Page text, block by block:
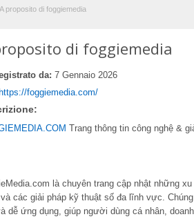
A proposito di foggiemedia
di foggiemedia
da: 7 Gennaio 2026
https://foggiemedia.com/
Trang thông tin công nghệ &
là chuyên trang cập nhật những
các giải pháp kỹ thuật số đa lĩnh vực.
dễ ứng dụng, giúp người dùng cá nhân,